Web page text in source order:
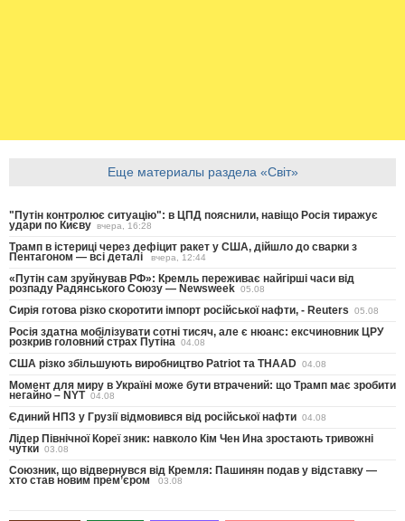
Еще материалы раздела «Світ»
"Путін контролює ситуацію": в ЦПД пояснили, навіщо Росія тиражує
удари по Києву вчера, 16:28
Трамп в істериці через дефіцит ракет у США, дійшло до сварки з
Пентагоном — всі деталі вчера, 12:44
«Путін сам зруйнував РФ»: Кремль переживає найгірші часи від
розпаду Радянського Союзу — Newsweek 05.08
Сирія готова різко скоротити імпорт російської нафти, - Reuters 05.08
Росія здатна мобілізувати сотні тисяч, але є нюанс: ексчиновник ЦРУ
розкрив головний страх Путіна 04.08
США різко збільшують виробництво Patriot та THAAD 04.08
Момент для миру в Україні може бути втрачений: що Трамп має зробити
негайно – NYT 04.08
Єдиний НПЗ у Грузії відмовився від російської нафти 04.08
Лідер Північної Кореї зник: навколо Кім Чен Ина зростають тривожні
чутки 03.08
Союзник, що відвернувся від Кремля: Пашинян подав у відставку —
хто став новим прем’єром 03.08